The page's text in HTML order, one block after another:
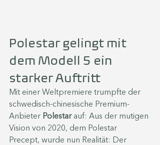
Polestar gelingt mit
dem Modell 5 ein
starker Auftritt
Mit einer Weltpremiere trumpfte der
schwedisch-chinesische Premium-
Anbieter Polestar auf: Aus der mutigen
Vision von 2020, dem Polestar
Precept, wurde nun Realität: Der